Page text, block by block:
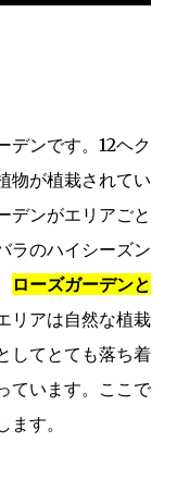
デンです。12ヘク
物が植栽されてい
デンがエリアごと
ラのハイシーズン
ローズガーデンと
リアは自然な植栽
してとても落ち着
ています。ここで
す。